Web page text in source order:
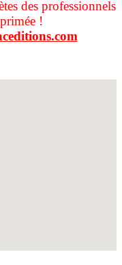
des professionnels
!